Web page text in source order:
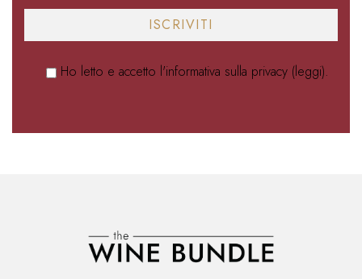
Ho letto e accetto l'informativa sulla privacy (leggi).